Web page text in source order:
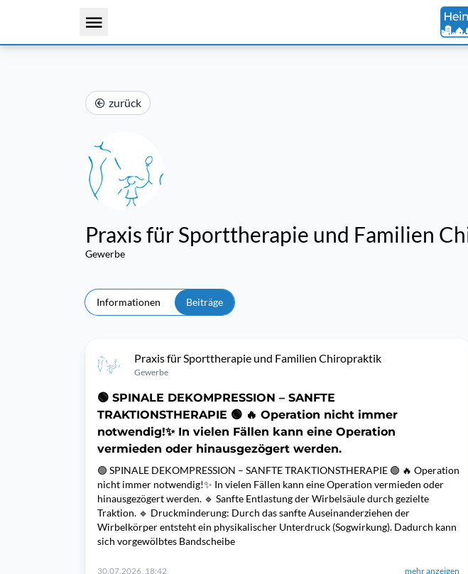
zurück
Praxis für Sporttherapie und Familien
Gewerbe
Informationen Beiträge
Praxis für Sporttherapie und Familien Chiropraktik
Gewerbe
🟢 SPINALE DEKOMPRESSION – SANFTE
TRAKTIONSTHERAPIE 🟢 🔥 Operation nicht immer
notwendig!✨ In vielen Fällen kann eine Operation
vermieden oder hinausgezögert werden.
🟢 SPINALE DEKOMPRESSION – SANFTE TRAKTIONSTHERAPIE 🟢 🔥 Operation
nicht immer notwendig!✨ In vielen Fällen kann eine Operation vermieden oder
hinausgezögert werden. 🔹 Sanfte Entlastung der Wirbelsäule durch gezielte
Traktion. 🔹 Druckminderung: Durch das sanfte Auseinanderziehen der
Wirbelkörper entsteht ein physikalischer Unterdruck (Sogwirkung). Dadurch kann
sich vorgewölbtes Bandscheibe
30.07.2026, 18:42 mehr anzeigen